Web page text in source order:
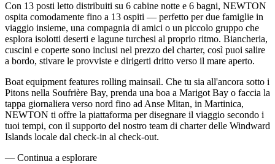
Con 13 posti letto distribuiti su 6 cabine notte e 6 bagni, NEWTON
ospita comodamente fino a 13 ospiti — perfetto per due famiglie in
viaggio insieme, una compagnia di amici o un piccolo gruppo che
esplora isolotti deserti e lagune turchesi al proprio ritmo. Biancheria,
cuscini e coperte sono inclusi nel prezzo del charter, così puoi salire
a bordo, stivare le provviste e dirigerti dritto verso il mare aperto.
Boat equipment features rolling mainsail. Che tu sia all'ancora sotto i
Pitons nella Soufrière Bay, prenda una boa a Marigot Bay o faccia la
tappa giornaliera verso nord fino ad Anse Mitan, in Martinica,
NEWTON ti offre la piattaforma per disegnare il viaggio secondo i
tuoi tempi, con il supporto del nostro team di charter delle Windward
Islands locale dal check-in al check-out.
— Continua a esplorare